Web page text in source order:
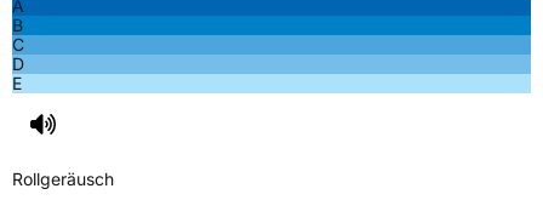
A
B
C
D
E
Rollgeräusch